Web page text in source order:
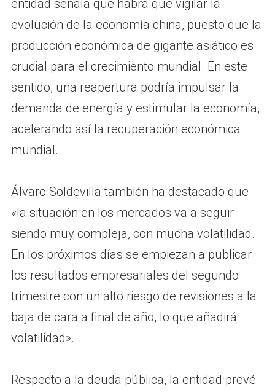
entidad señala que habrá que vigilar la
evolución de la economía china, puesto que la
producción económica de gigante asiático es
crucial para el crecimiento mundial. En este
sentido, una reapertura podría impulsar la
demanda de energía y estimular la economía,
acelerando así la recuperación económica
mundial.
Álvaro Soldevilla también ha destacado que
«la situación en los mercados va a seguir
siendo muy compleja, con mucha volatilidad.
En los próximos días se empiezan a publicar
los resultados empresariales del segundo
trimestre con un alto riesgo de revisiones a la
baja de cara a final de año, lo que añadirá
volatilidad».
Respecto a la deuda pública, la entidad prevé